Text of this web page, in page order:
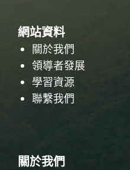
網站資料
關於我們
領導者發展
學習資源
聯繫我們
關於我們